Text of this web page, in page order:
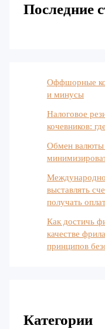
Последние
Оффшорные
и минусы
Налоговое
кочевников:
Обмен валюты
выставлять
получать
Как достичь
качестве
принципов
Категории